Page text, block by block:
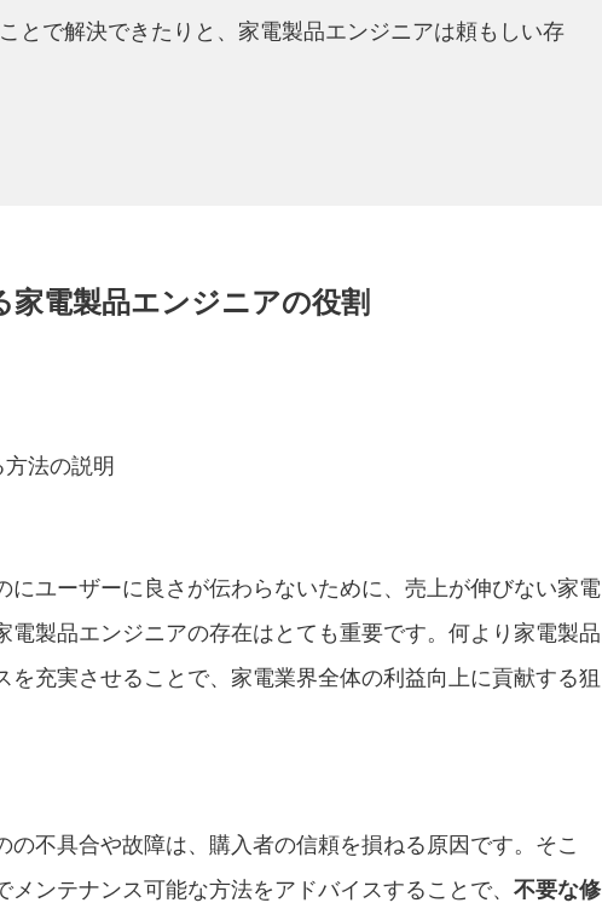
とで解決できたりと、家電製品エンジニアは頼もしい存
家電製品エンジニアの役割
法の説明
にユーザーに良さが伝わらないために、売上が伸びない家電
電製品エンジニアの存在はとても重要です。何より家電製品
を充実させることで、家電業界全体の利益向上に貢献する狙
の不具合や故障は、購入者の信頼を損ねる原因です。そこ
ンテナンス可能な方法をアドバイスすることで、 不要な修